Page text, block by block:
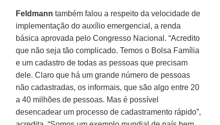
Feldmann também falou a respeito da velocidade de
implementação do auxílio emergencial, a renda
básica aprovada pelo Congresso Nacional. “Acredito
que não seja tão complicado. Temos o Bolsa Família
e um cadastro de todas as pessoas que precisam
dele. Claro que há um grande número de pessoas
não cadastradas, os informais, que são algo entre 20
a 40 milhões de pessoas. Mas é possível
desencadear um processo de cadastramento rápido”,